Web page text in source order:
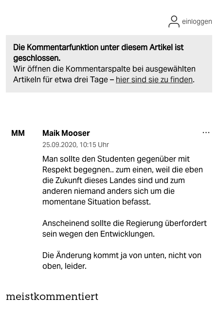
Die Kommentarfunktion unter diesem Artikel ist
geschlossen.
Wir öffnen die Kommentarspalte bei ausgewählten
Artikeln für etwa drei Tage – hier sind sie zu finden.
einloggen
MM Maik Mooser
25.09.2020, 10:15 Uhr
Man sollte den Studenten gegenüber mit
Respekt begegnen.. zum einen, weil die eben
die Zukunft dieses Landes sind und zum
anderen niemand anders sich um die
momentane Situation befasst.
Anscheinend sollte die Regierung überfordert
sein wegen den Entwicklungen.
Die Änderung kommt ja von unten, nicht von
oben, leider.
meistkommentiert